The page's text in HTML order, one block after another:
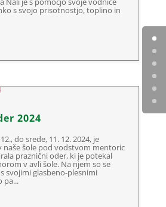
s svojo prisotnostjo, toplino in
2024
do srede, 11. 12. 2024, je
naše šole pod vodstvom mentoric
praznični oder, ki je potekal
v avli šole. Na njem so se
svojimi glasbeno-plesnimi
pa...